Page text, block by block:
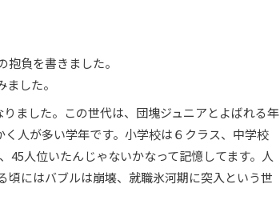
負を書きました。
した。
ました。この世代は、団塊ジュニアとよばれる年
人が多い学年です。小学校は６クラス、中学校
45人位いたんじゃないかなって記憶してます。人
にはバブルは崩壊、就職氷河期に突入という世